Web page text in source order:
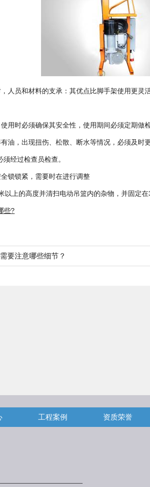
人员和材料的支承：其优点比脚手架使用更灵
用时必须确保其安全性，使用期间必须定期做
油，出现扭伤、松散、断水等情况，必须及时
经过检查员检查。
锁锁紧，需要时在进行调整
上的高度并清扫电动吊篮内的杂物，并固定
些?
要注意哪些细节？
工程案例 资质荣誉